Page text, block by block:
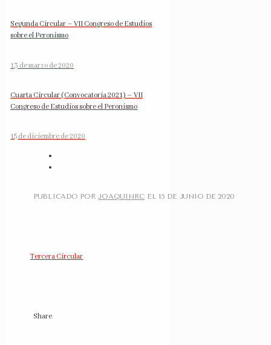
Segunda Circular – VII Congreso de Estudios
sobre el Peronismo
13 de marzo de 2020
Cuarta Circular (Convocatoria 2021) – VII
Congreso de Estudios sobre el Peronismo
15 de diciembre de 2020
PUBLICADO POR JOAQUINRC EL 15 DE JUNIO DE 2020
Tercera Circular
Share